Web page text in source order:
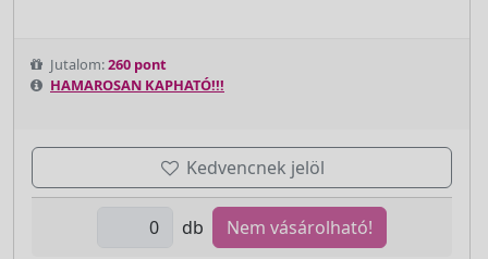
Jutalom:260 pont
HAMAROSAN KAPHATÓ!!!
Kedvencnek jelöl
db Nem vásárolható!